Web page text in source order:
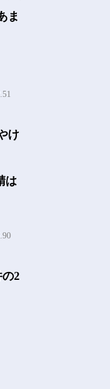
ま
け
は
2